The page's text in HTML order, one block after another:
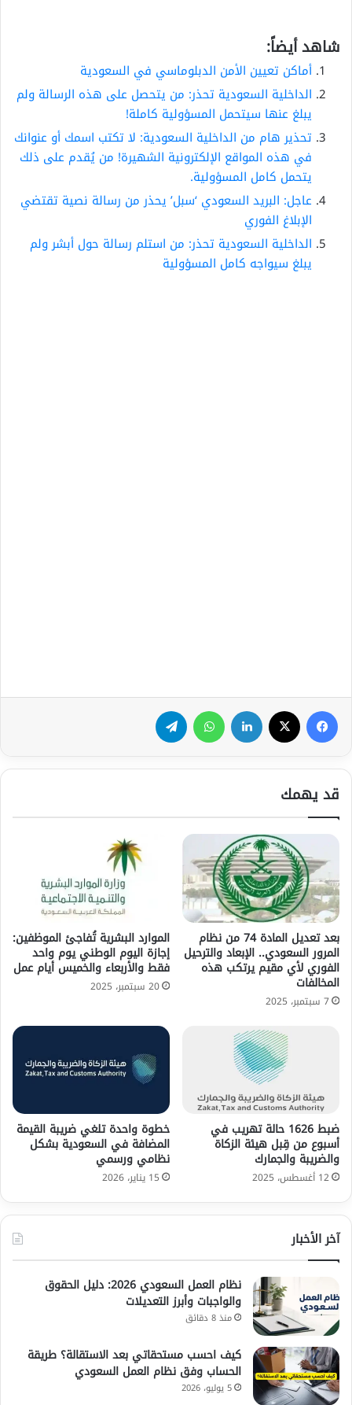
شاهد أيضاً:
أماكن تعيين الأمن الدبلوماسي في السعودية
الداخلية السعودية تحذر: من يتحصل على هذه الرسالة ولم
يبلغ عنها سيتحمل المسؤولية كاملة!
تحذير هام من الداخلية السعودية: لا تكتب اسمك أو عنوانك
في هذه المواقع الإلكترونية الشهيرة! من يُقدم على ذلك
يتحمل كامل المسؤولية.
عاجل: البريد السعودي ‘سبل’ يحذر من رسالة نصية تقتضي
الإبلاغ الفوري
الداخلية السعودية تحذر: من استلم رسالة حول أبشر ولم
يبلغ سيواجه كامل المسؤولية
فيسبوك لينكدإن واتساب
قد يهمك
بعد تعديل المادة 74 من نظام
المرور السعودي.. الإبعاد والترحيل
الفوري لأي مقيم يرتكب هذه
المخالفات
7 سبتمبر، 2025
الموارد البشرية تُفاجئ الموظفين:
إجازة اليوم الوطني يوم واحد
فقط والأربعاء والخميس أيام عمل
20 سبتمبر، 2025
ضبط 1626 حالة تهريب في
أسبوع من قِبل هيئة الزكاة
والضريبة والجمارك
12 أغسطس، 2025
خطوة واحدة تلغي ضريبة القيمة
المضافة في السعودية بشكل
نظامي ورسمي
15 يناير، 2026
آخر الأخبار
نظام العمل السعودي 2026: دليل الحقوق
والواجبات وأبرز التعديلات
منذ 8 دقائق
كيف احسب مستحقاتي بعد الاستقالة؟ طريقة
الحساب وفق نظام العمل السعودي
5 يوليو، 2026